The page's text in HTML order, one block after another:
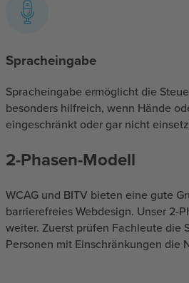
Spracheingabe
Spracheingabe ermöglicht die
besonders hilfreich, wenn Hände
eingeschränkt oder gar nicht
2-Phasen-Modell
WCAG und BITV bieten eine gute
barrierefreies Webdesign. Unser 2-
weiter. Zuerst prüfen Fachleute die
Personen mit Einschränkungen die